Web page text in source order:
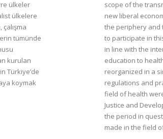
ülkeler
ülkelere
tümünde
kurulan
Türkiye’de
koymak
scope of the
new liberal
the periphery and
to participate in
in line with the
education to
reorganized in a
regulations and
field of health
Justice and
the period in
made in the field